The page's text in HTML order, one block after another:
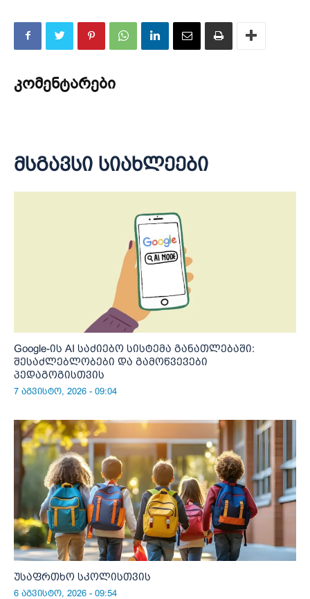
კომენტარები
მსგავსი სიახლეები
Google-ის AI საძიებო სისტემა განათლებაში:
შესაძლებლობები და გამოწვევები
პედაგოგისთვის
7 აგვისტო, 2026 - 09:04
უსაფრთხო სკოლისთვის
6 აგვისტო, 2026 - 09:54